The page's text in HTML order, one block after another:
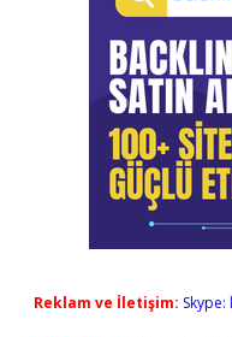
Reklam ve İletişim: